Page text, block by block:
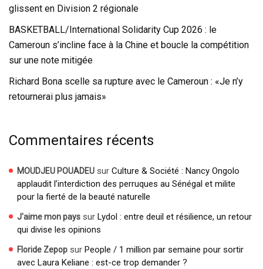
glissent en Division 2 régionale
BASKETBALL/International Solidarity Cup 2026 : le
Cameroun s’incline face à la Chine et boucle la compétition
sur une note mitigée
Richard Bona scelle sa rupture avec le Cameroun : «Je n’y
retournerai plus jamais»
Commentaires récents
MOUDJEU POUADEU sur Culture & Société : Nancy Ongolo
applaudit l’interdiction des perruques au Sénégal et milite
pour la fierté de la beauté naturelle
J'aime mon pays sur Lydol : entre deuil et résilience, un retour
qui divise les opinions
Floride Zepop sur People / 1 million par semaine pour sortir
avec Laura Keliane : est-ce trop demander ?